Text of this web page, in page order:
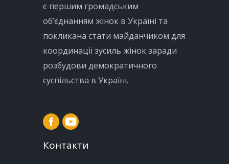
є першим громадським
об’єднанням жінок в Україні та
покликана стати майданчиком для
координації зусиль жінок заради
розбудови демократичного
суспільства в Україні.
Контакти